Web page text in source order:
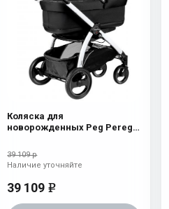
Коляска для
новорожденных Peg Perego
Onyx
39 109 р
39 109 e
Наличие уточняйте